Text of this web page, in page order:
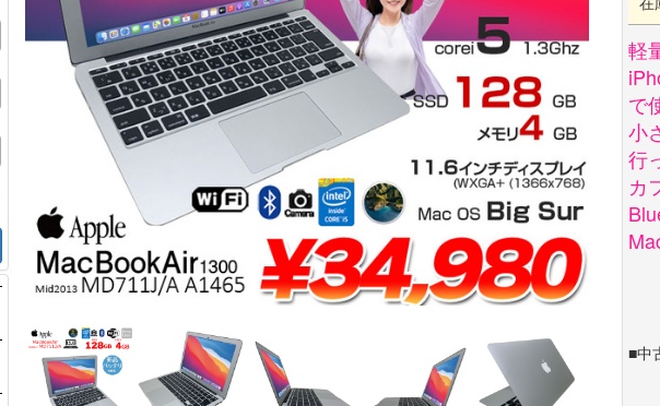
軽
で
小
行
カ
■中